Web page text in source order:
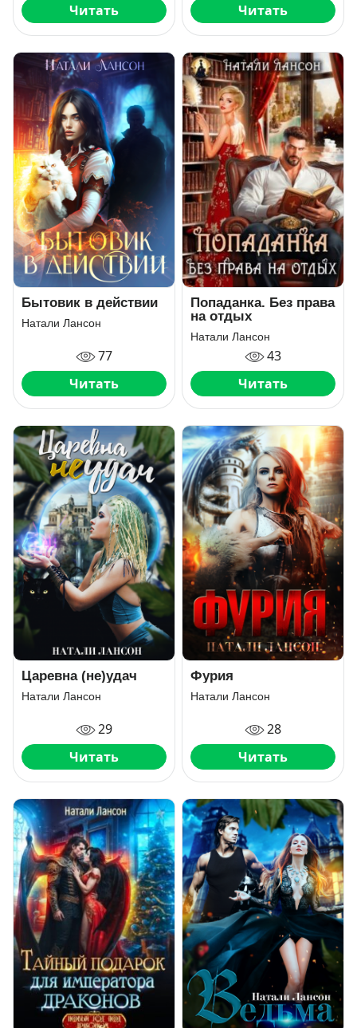
Читать
Читать
Бытовик в действии
Натали Лансон
77
Читать
Попаданка. Без права
на отдых
Натали Лансон
43
Читать
Царевна (не)удач
Натали Лансон
29
Читать
Фурия
Натали Лансон
28
Читать